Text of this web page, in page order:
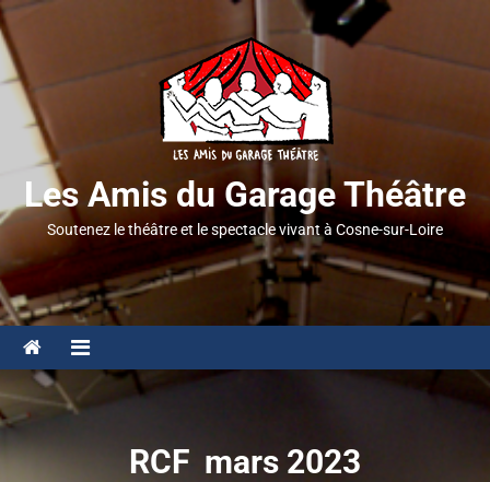
Les Amis du Garage Théâtre
Soutenez le théâtre et le spectacle vivant à Cosne-sur-Loire
RCF mars 2023